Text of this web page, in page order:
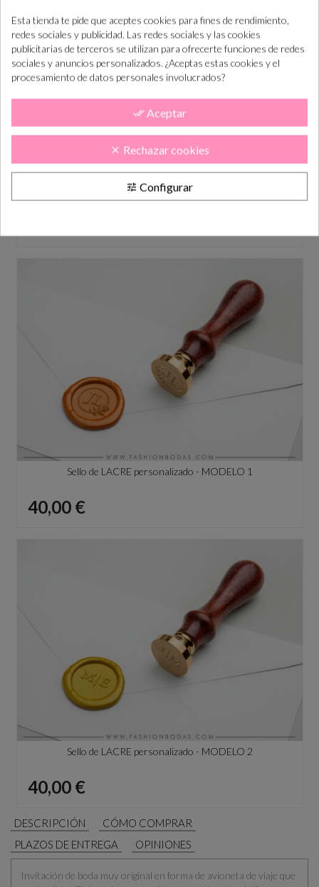
Barra de lacre color DORADO
Sello de LACRE personalizado - MODELO 1
Precio
40,00 €
Sello de LACRE personalizado - MODELO 2
Precio
40,00 €
DESCRIPCIÓN
CÓMO COMPRAR
PLAZOS DE ENTREGA
OPINIONES
Invitación de boda muy original en forma de avioneta de viaje que
Esta tienda te pide que aceptes cookies para fines de rendimiento,
redes sociales y publicidad. Las redes sociales y las cookies
publicitarias de terceros se utilizan para ofrecerte funciones de redes
sociales y anuncios personalizados. ¿Aceptas estas cookies y el
procesamiento de datos personales involucrados?
done_all Aceptar
clear Rechazar cookies
tune Configurar